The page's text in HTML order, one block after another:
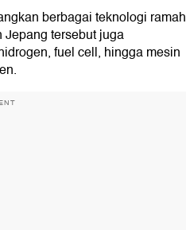
berbagai teknologi ramah
tersebut juga
fuel cell, hingga mesin